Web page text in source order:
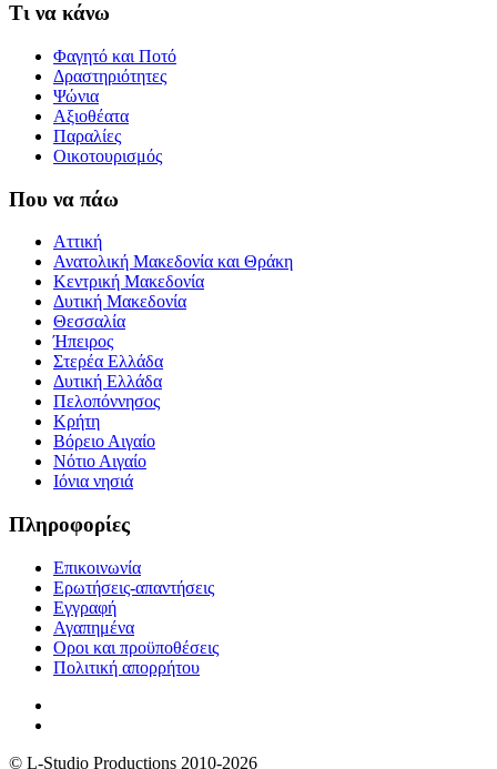
Τι να κάνω
Φαγητό και Ποτό
Δραστηριότητες
Ψώνια
Αξιοθέατα
Παραλίες
Οικοτουρισμός
Που να πάω
Αττική
Ανατολική Μακεδονία και Θράκη
Κεντρική Μακεδονία
Δυτική Μακεδονία
Θεσσαλία
Ήπειρος
Στερέα Ελλάδα
Δυτική Ελλάδα
Πελοπόννησος
Κρήτη
Βόρειο Αιγαίο
Νότιο Αιγαίο
Ιόνια νησιά
Πληροφορίες
Επικοινωνία
Ερωτήσεις-απαντήσεις
Εγγραφή
Αγαπημένα
Οροι και προϋποθέσεις
Πολιτική απορρήτου
© L-Studio Productions 2010-2026